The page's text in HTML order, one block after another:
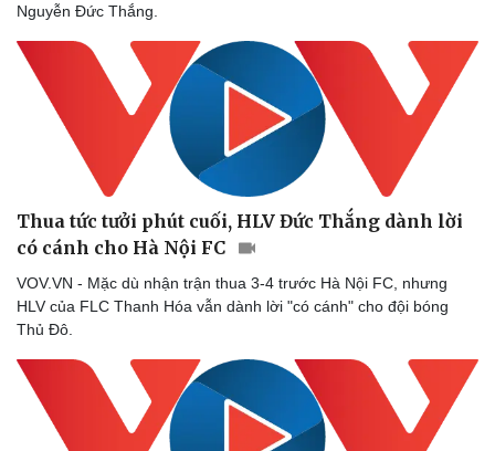
Nguyễn Đức Thắng.
Thua tức tưởi phút cuối, HLV Đức Thắng dành lời
có cánh cho Hà Nội FC
VOV.VN - Mặc dù nhận trận thua 3-4 trước Hà Nội FC, nhưng
HLV của FLC Thanh Hóa vẫn dành lời "có cánh" cho đội bóng
Thủ Đô.